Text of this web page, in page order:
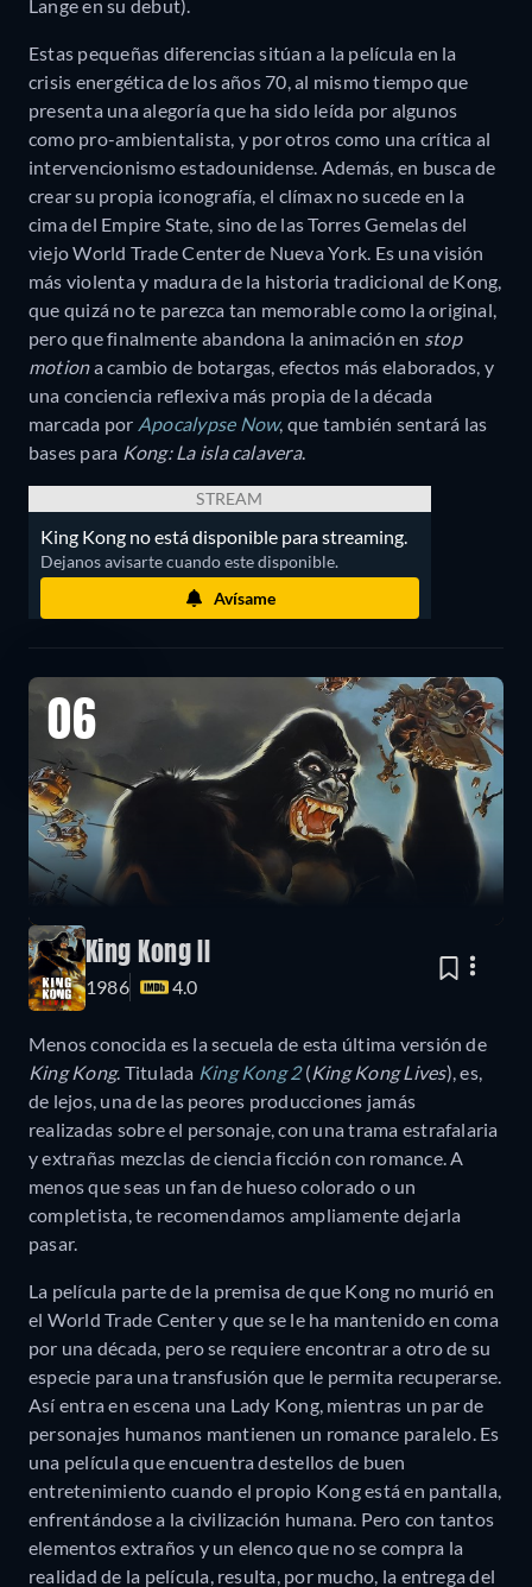
Lange en su debut).
Estas pequeñas diferencias sitúan a la película en la
crisis energética de los años 70, al mismo tiempo que
presenta una alegoría que ha sido leída por algunos
como pro-ambientalista, y por otros como una crítica al
intervencionismo estadounidense. Además, en busca de
crear su propia iconografía, el clímax no sucede en la
cima del Empire State, sino de las Torres Gemelas del
viejo World Trade Center de Nueva York. Es una visión
más violenta y madura de la historia tradicional de Kong,
que quizá no te parezca tan memorable como la original,
pero que finalmente abandona la animación en stop
motiona cambio de botargas, efectos más elaborados, y
una conciencia reflexiva más propia de la década
marcada por Apocalypse Now, que también sentará las
bases para Kong: La isla calavera.
STREAM
King Kong no está disponible para streaming.
Dejanos avisarte cuando este disponible.
Avísame
06
King Kong II
1986 4.0
Menos conocida es la secuela de esta última versión de
King Kong. Titulada King Kong 2(King Kong Lives), es,
de lejos, una de las peores producciones jamás
realizadas sobre el personaje, con una trama estrafalaria
y extrañas mezclas de ciencia ficción con romance. A
menos que seas un fan de hueso colorado o un
completista, te recomendamos ampliamente dejarla
pasar.
La película parte de la premisa de que Kong no murió en
el World Trade Center y que se le ha mantenido en coma
por una década, pero se requiere encontrar a otro de su
especie para una transfusión que le permita recuperarse.
Así entra en escena una Lady Kong, mientras un par de
personajes humanos mantienen un romance paralelo. Es
una película que encuentra destellos de buen
entretenimiento cuando el propio Kong está en pantalla,
enfrentándose a la civilización humana. Pero con tantos
elementos extraños y un elenco que no se compra la
realidad de la película, resulta, por mucho, la entrega del